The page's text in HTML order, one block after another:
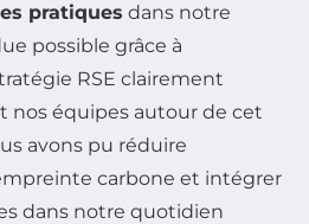
pratiques dans notre
possible grâce à
RSE clairement
nos équipes autour de cet
avons pu réduire
carbone et intégrer
dans notre quotidien